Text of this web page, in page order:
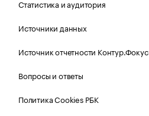
Статистика и аудитория
Источники данных
Источник отчетности Контур.Фокус
Вопросы и ответы
Политика Cookies РБК